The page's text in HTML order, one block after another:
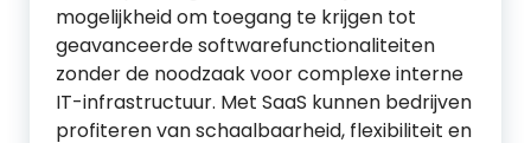
mogelijkheid om toegang te krijgen tot
geavanceerde softwarefunctionaliteiten
zonder de noodzaak voor complexe interne
IT-infrastructuur. Met SaaS kunnen bedrijven
profiteren van schaalbaarheid, flexibiliteit en